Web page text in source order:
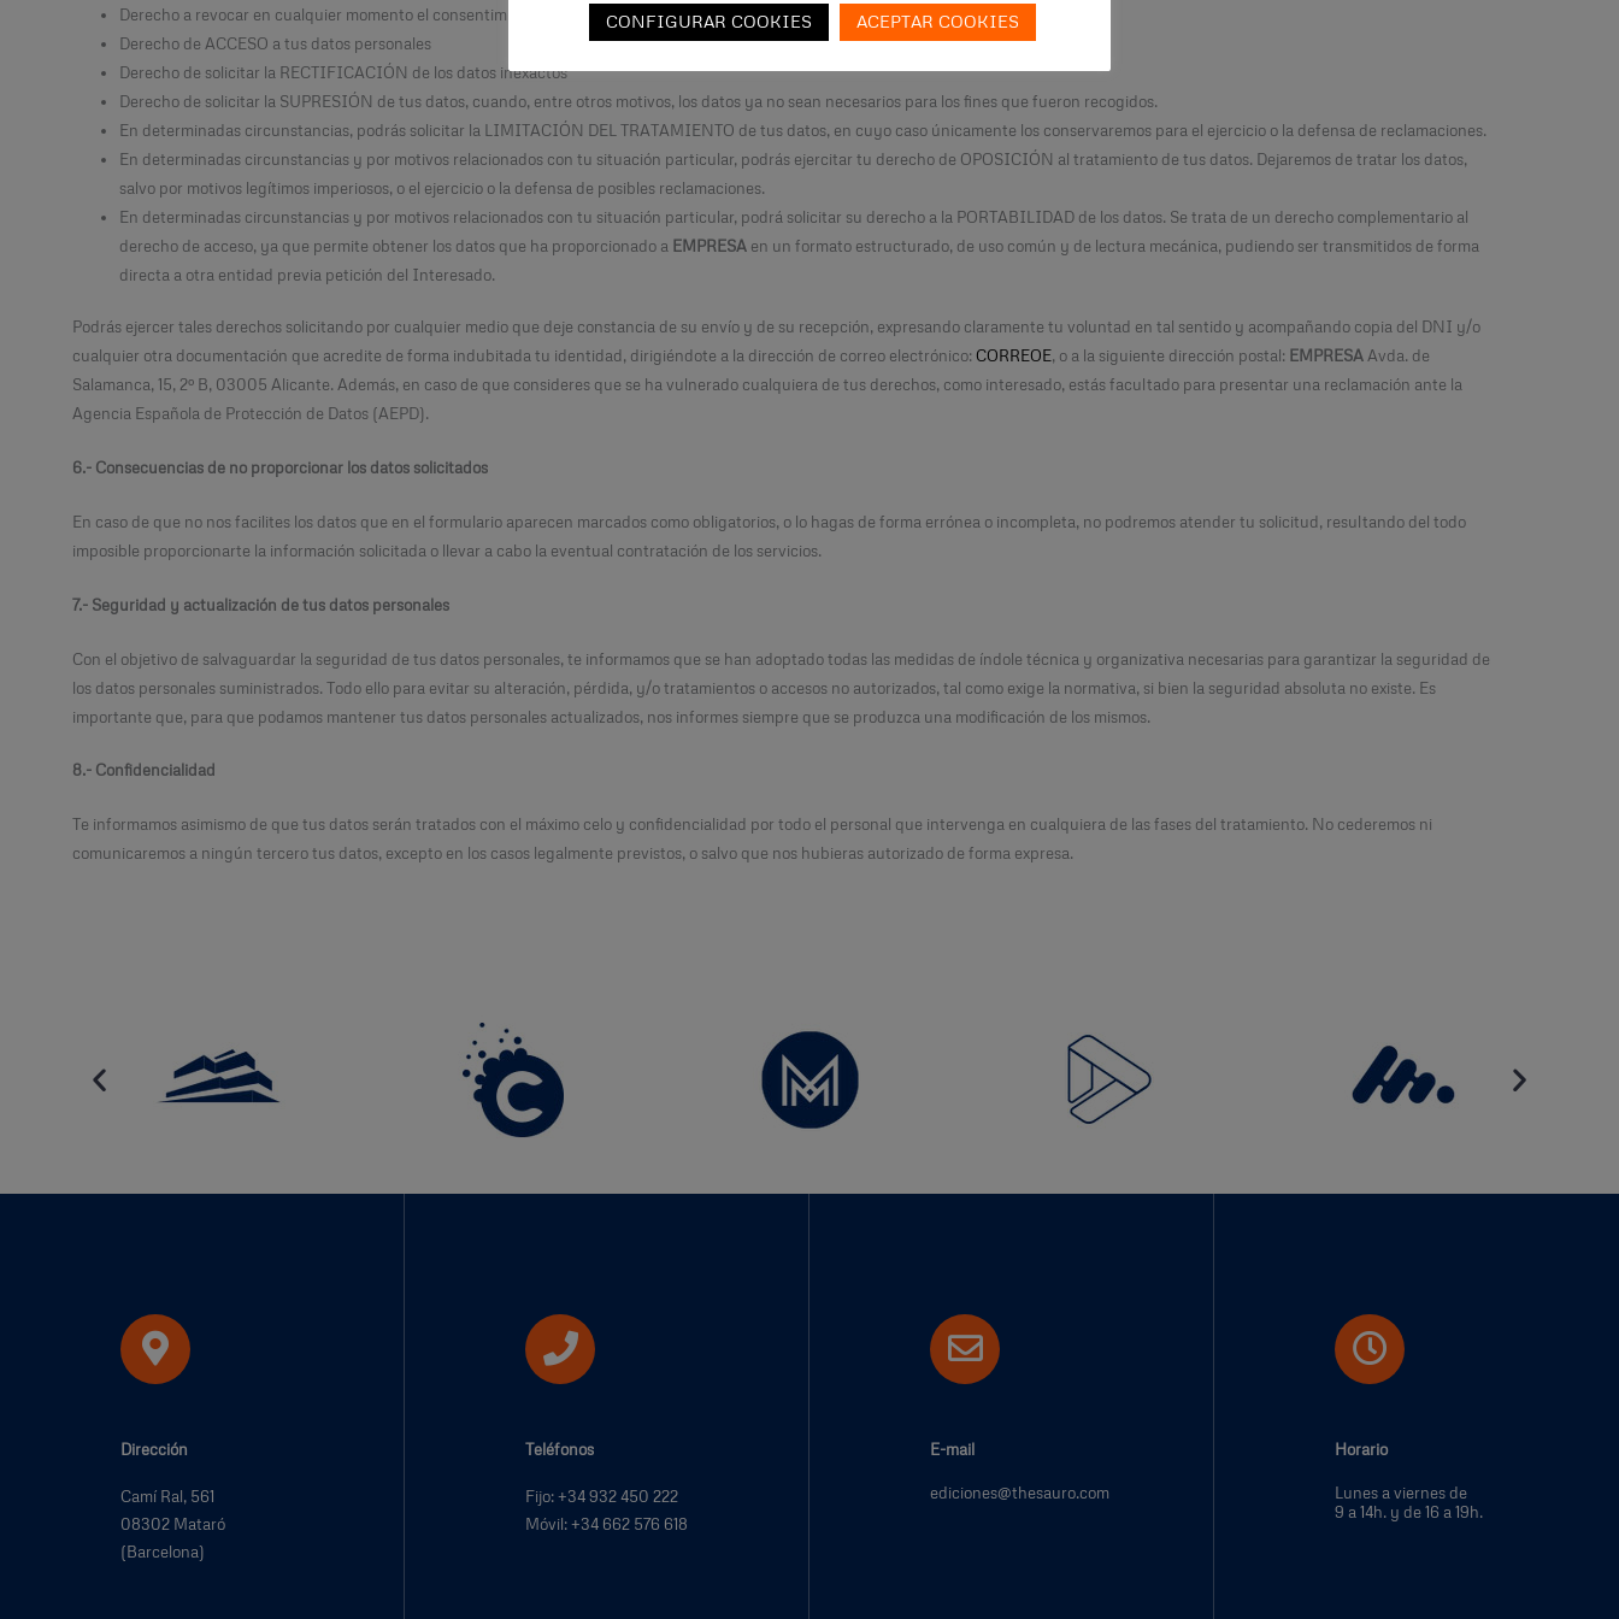
Derecho a revocar en cualquier momento el consentimiento prestado.
Derecho de ACCESO a tus datos personales
Derecho de solicitar la RECTIFICACIÓN de los datos inexactos
Derecho de solicitar la SUPRESIÓN de tus datos, cuando, entre otros motivos, los datos ya no sean necesarios para los fines que fueron recogidos.
En determinadas circunstancias, podrás solicitar la LIMITACIÓN DEL TRATAMIENTO de tus datos, en cuyo caso únicamente los conservaremos para el ejercicio o la defensa de reclamaciones.
En determinadas circunstancias y por motivos relacionados con tu situación particular, podrás ejercitar tu derecho de OPOSICIÓN al tratamiento de tus datos. Dejaremos de tratar los datos,
salvo por motivos legítimos imperiosos, o el ejercicio o la defensa de posibles reclamaciones.
En determinadas circunstancias y por motivos relacionados con tu situación particular, podrá solicitar su derecho a la PORTABILIDAD de los datos. Se trata de un derecho complementario al
derecho de acceso, ya que permite obtener los datos que ha proporcionado a EMPRESA en un formato estructurado, de uso común y de lectura mecánica, pudiendo ser transmitidos de forma
directa a otra entidad previa petición del Interesado.
Podrás ejercer tales derechos solicitando por cualquier medio que deje constancia de su envío y de su recepción, expresando claramente tu voluntad en tal sentido y acompañando copia del DNI y/o
cualquier otra documentación que acredite de forma indubitada tu identidad, dirigiéndote a la dirección de correo electrónico: CORREOE, o a la siguiente dirección postal: EMPRESAAvda. de
Salamanca, 15, 2º B, 03005 Alicante. Además, en caso de que consideres que se ha vulnerado cualquiera de tus derechos, como interesado, estás facultado para presentar una reclamación ante la
Agencia Española de Protección de Datos (AEPD).
6.- Consecuencias de no proporcionar los datos solicitados
En caso de que no nos facilites los datos que en el formulario aparecen marcados como obligatorios, o lo hagas de forma errónea o incompleta, no podremos atender tu solicitud, resultando del todo
imposible proporcionarte la información solicitada o llevar a cabo la eventual contratación de los servicios.
7.- Seguridad y actualización de tus datos personales
Con el objetivo de salvaguardar la seguridad de tus datos personales, te informamos que se han adoptado todas las medidas de índole técnica y organizativa necesarias para garantizar la seguridad de
los datos personales suministrados. Todo ello para evitar su alteración, pérdida, y/o tratamientos o accesos no autorizados, tal como exige la normativa, si bien la seguridad absoluta no existe. Es
importante que, para que podamos mantener tus datos personales actualizados, nos informes siempre que se produzca una modificación de los mismos.
8.- Confidencialidad
Te informamos asimismo de que tus datos serán tratados con el máximo celo y confidencialidad por todo el personal que intervenga en cualquiera de las fases del tratamiento. No cederemos ni
comunicaremos a ningún tercero tus datos, excepto en los casos legalmente previstos, o salvo que nos hubieras autorizado de forma expresa.
Dirección
Camí Ral, 561
08302 Mataró
(Barcelona)
Teléfonos
Fijo: +34 932 450 222
Móvil: +34 662 576 618
E-mail
ediciones@thesauro.com
Horario
Lunes a viernes de
9 a 14h. y de 16 a 19h.
CONFIGURAR COOKIES ACEPTAR COOKIES